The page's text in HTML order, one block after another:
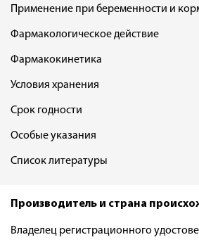
Применение при беременности и
Фармакологическое действие
Фармакокинетика
Условия хранения
Срок годности
Особые указания
Список литературы
Производитель и страна
Владелец регистрационного